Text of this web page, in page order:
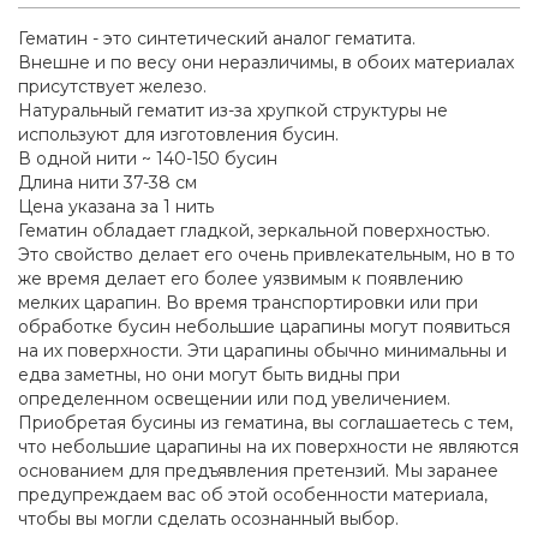
Гематин - это синтетический аналог гематита.
Внешне и по весу они неразличимы, в обоих материалах
присутствует железо.
Натуральный гематит из-за хрупкой структуры не
используют для изготовления бусин.
В одной нити ~ 140-150 бусин
Длина нити 37-38 см
Цена указана за 1 нить
Гематин обладает гладкой, зеркальной поверхностью.
Это свойство делает его очень привлекательным, но в то
же время делает его более уязвимым к появлению
мелких царапин. Во время транспортировки или при
обработке бусин небольшие царапины могут появиться
на их поверхности. Эти царапины обычно минимальны и
едва заметны, но они могут быть видны при
определенном освещении или под увеличением.
Приобретая бусины из гематина, вы соглашаетесь с тем,
что небольшие царапины на их поверхности не являются
основанием для предъявления претензий. Мы заранее
предупреждаем вас об этой особенности материала,
чтобы вы могли сделать осознанный выбор.